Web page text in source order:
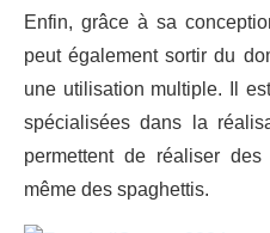
Enfin, grâce à sa
peut également sortir du
une utilisation multiple. Il
spécialisées dans la
permettent de réaliser
même des spaghettis.